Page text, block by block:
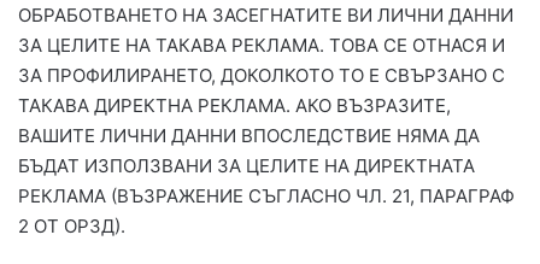
ОБРАБОТВАНЕТО НА ЗАСЕГНАТИТЕ ВИ ЛИЧНИ ДАННИ
ЗА ЦЕЛИТЕ НА ТАКАВА РЕКЛАМА. ТОВА СЕ ОТНАСЯ И
ЗА ПРОФИЛИРАНЕТО, ДОКОЛКОТО ТО Е СВЪРЗАНО С
ТАКАВА ДИРЕКТНА РЕКЛАМА. АКО ВЪЗРАЗИТЕ,
ВАШИТЕ ЛИЧНИ ДАННИ ВПОСЛЕДСТВИЕ НЯМА ДА
БЪДАТ ИЗПОЛЗВАНИ ЗА ЦЕЛИТЕ НА ДИРЕКТНАТА
РЕКЛАМА (ВЪЗРАЖЕНИЕ СЪГЛАСНО ЧЛ. 21, ПАРАГРАФ
2 ОТ ОРЗД).